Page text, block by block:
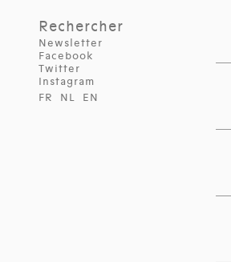
Rechercher
Newsletter
Facebook
Twitter
Instagram
FR
NL EN